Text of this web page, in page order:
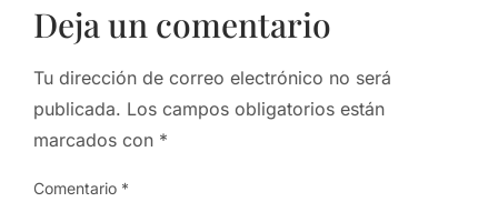
Deja un comentario
Tu dirección de correo electrónico no será
publicada. Los campos obligatorios están
marcados con *
Comentario *